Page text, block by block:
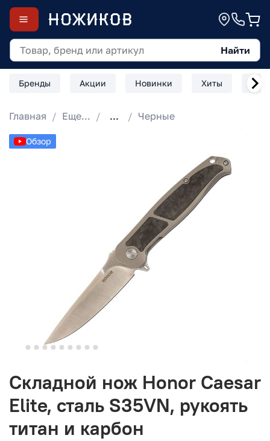
Найти
Бренды Акции Новинки Хиты
Главная Еще... ... Черные
Обзор
Складной нож Honor Caesar
Elite, сталь S35VN, рукоять
титан и карбон